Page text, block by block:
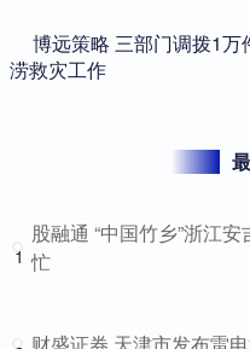
博远策略 三部门调拨1
涝救灾工作
1
股融通 “中国竹乡”浙江
忙